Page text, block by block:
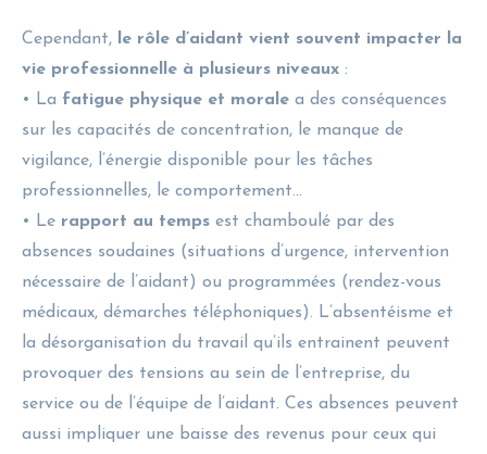
Cependant,
le rôle d’aidant vient souvent impacter la
vie professionnelle à plusieurs niveaux :
• La fatigue physique et morale a des conséquences
sur les capacités de concentration, le manque de
vigilance, l’énergie disponible pour les tâches
professionnelles, le comportement…
• Le rapport au temps est chamboulé par des
absences soudaines (situations d’urgence, intervention
nécessaire de l’aidant) ou programmées (rendez-vous
médicaux, démarches téléphoniques). L’absentéisme et
la désorganisation du travail qu’ils entrainent peuvent
provoquer des tensions au sein de l’entreprise, du
service ou de l’équipe de l’aidant. Ces absences peuvent
aussi impliquer une baisse des revenus pour ceux qui